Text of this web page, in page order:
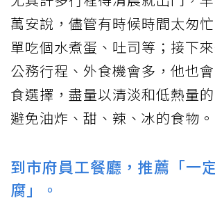
萬安說，儘管有時候時間太匆
單吃個水煮蛋、吐司等；接下
公務行程、外食機會多，他也
食選擇，盡量以清淡和低熱量的
避免油炸、甜、辣、冰的食物。
到市府員工餐廳，推薦「一
腐」。